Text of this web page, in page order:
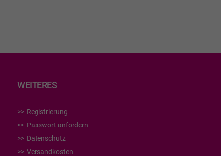
WEITERES
Registrierung
Passwort anfordern
Datenschutz
Versandkosten